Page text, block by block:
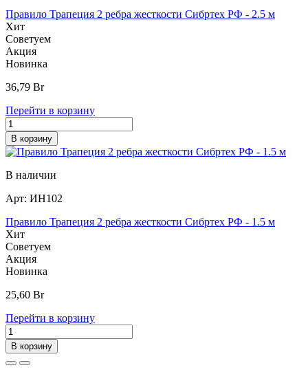
Правило Трапеция 2 ребра жесткости Сибртех РФ - 2.5 м
Хит
Советуем
Акция
Новинка
36,79 Br
Перейти в корзину
В корзину
В наличии
Арт: ИН102
Правило Трапеция 2 ребра жесткости Сибртех РФ - 1.5 м
Хит
Советуем
Акция
Новинка
25,60 Br
Перейти в корзину
В корзину